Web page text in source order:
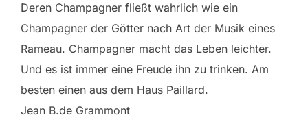
Deren Champagner fließt wahrlich wie ein
Champagner der Götter nach Art der Musik eines
Rameau. Champagner macht das Leben leichter.
Und es ist immer eine Freude ihn zu trinken. Am
besten einen aus dem Haus Paillard.
Jean B.de Grammont